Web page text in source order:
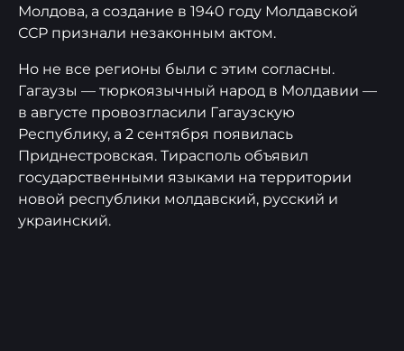
Молдова, а создание в 1940 году Молдавской
ССР признали незаконным актом.
Но не все регионы были с этим согласны.
Гагаузы — тюркоязычный народ в Молдавии —
в августе провозгласили Гагаузскую
Республику, а 2 сентября появилась
Приднестровская. Тирасполь объявил
государственными языками на территории
новой республики молдавский, русский и
украинский.